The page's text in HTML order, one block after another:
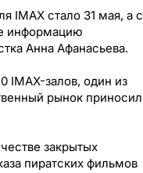
IMAX стало 31 мая, а с
информацию
Анна Афанасьева.
IMAX-залов, один из
рынок приносил
закрытых
пиратских фильмов